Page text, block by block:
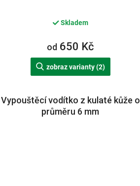
Skladem
od 650 Kč
zobraz varianty (2)
Vypouštěcí vodítko z kulaté kůže o
průměru 6 mm